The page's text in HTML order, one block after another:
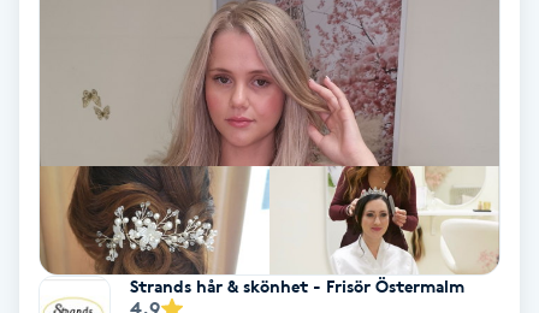
Bröllopsuppsättning
Celluliter
Coachning
Color correction
Strands hår & skönhet - Frisör Östermalm
4.9